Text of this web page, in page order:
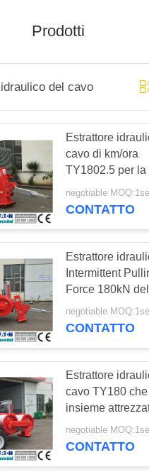
insieme
insieme
che
Prodotti
del cavo
Estrattore
cavo di km/ora
TY1802.5 per
trasmissione
negotiable
CONTATTO
Estrattore
Intermittent
Force 180kN
TY180
negotiable
CONTATTO
Estrattore
cavo TY180
insieme
Max Speed 5
negotiable
CONTATTO